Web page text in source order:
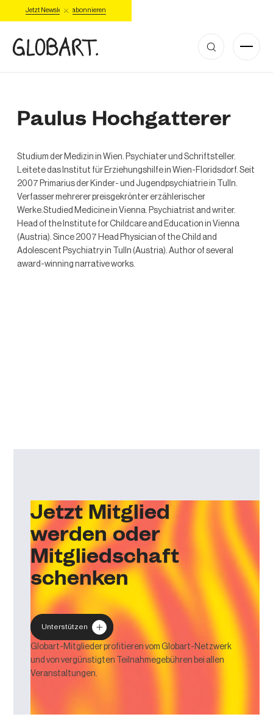
Jetzt Newsletter abonnieren
Paulus Hochgatterer
Studium der Medizin in Wien. Psychiater und Schriftsteller.
Leitete das Institut für Erziehungshilfe in Wien-Floridsdorf. Seit
2007 Primarius der Kinder- und Jugendpsychiatrie in Tulln.
Verfasser mehrerer preisgekrönter erzählerischer
Werke.Studied Medicine in Vienna. Psychiatrist and writer.
Head of the Institute for Childcare and Education in Vienna
(Austria). Since 2007 Head Physician of the Child and
Adolescent Psychiatry in Tulln (Austria). Author of several
award-winning narrative works.
Jetzt Mitglied
werden oder
Mitgliedschaft
schenken
Unterstützen
Globart-Mitglieder profitieren vom Globart-Netzwerk
und von vergünstigten Teilnahmegebühren bei allen
Veranstaltungen.